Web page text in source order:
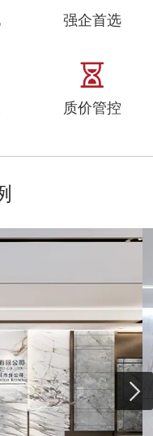
强企首选
质价管控